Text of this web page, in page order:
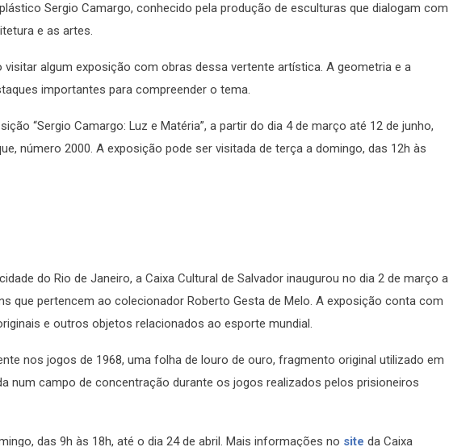
Sergio Camargo, conhecido pela produção de esculturas que dialogam com
e as artes.
algum exposição com obras dessa vertente artística. A geometria e a
importantes para compreender o tema.
“Sergio Camargo: Luz e Matéria”, a partir do dia 4 de março até 12 de junho,
número 2000. A exposição pode ser visitada de terça a domingo, das 12h às
do Rio de Janeiro, a Caixa Cultural de Salvador inaugurou no dia 2 de março a
que pertencem ao colecionador Roberto Gesta de Melo. A exposição conta com
e outros objetos relacionados ao esporte mundial.
nos jogos de 1968, uma folha de louro de ouro, fragmento original utilizado em
num campo de concentração durante os jogos realizados pelos prisioneiros
das 9h às 18h, até o dia 24 de abril. Mais informações no site da Caixa